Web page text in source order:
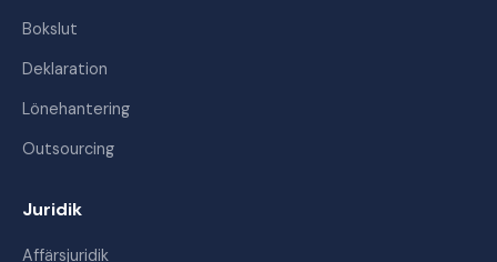
Bokslut
Deklaration
Lönehantering
Outsourcing
Juridik
Affärsjuridik